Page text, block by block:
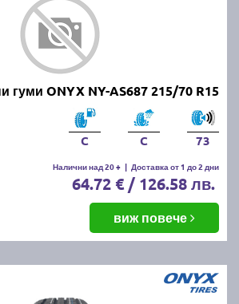
гуми ONYX NY-AS687 215/70 R15
C C 73
Налични над 20 + | Доставка от 1 до 2 дни
64.72 € / 126.58 лв.
виж повече